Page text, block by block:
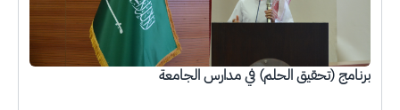
برنامج (تحقيق الحلم) في مدارس الجامعة